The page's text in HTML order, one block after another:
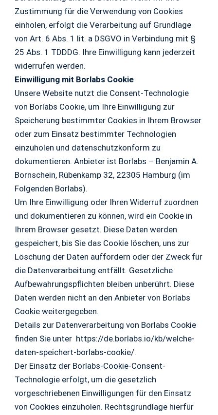
Zustimmung für die Verwendung von Cookies
einholen, erfolgt die Verarbeitung auf Grundlage
von Art. 6 Abs. 1 lit. a DSGVO in Verbindung mit §
25 Abs. 1 TDDDG. Ihre Einwilligung kann jederzeit
widerrufen werden.
Einwilligung mit Borlabs Cookie
Unsere Website nutzt die Consent-Technologie
von Borlabs Cookie, um Ihre Einwilligung zur
Speicherung bestimmter Cookies in Ihrem Browser
oder zum Einsatz bestimmter Technologien
einzuholen und datenschutzkonform zu
dokumentieren. Anbieter ist Borlabs – Benjamin A.
Bornschein, Rübenkamp 32, 22305 Hamburg (im
Folgenden Borlabs).
Um Ihre Einwilligung oder Ihren Widerruf zuordnen
und dokumentieren zu können, wird ein Cookie in
Ihrem Browser gesetzt. Diese Daten werden
gespeichert, bis Sie das Cookie löschen, uns zur
Löschung der Daten auffordern oder der Zweck für
die Datenverarbeitung entfällt. Gesetzliche
Aufbewahrungspflichten bleiben unberührt. Diese
Daten werden nicht an den Anbieter von Borlabs
Cookie weitergegeben.
Details zur Datenverarbeitung von Borlabs Cookie
finden Sie unter https://de.borlabs.io/kb/welche-
daten-speichert-borlabs-cookie/.
Der Einsatz der Borlabs-Cookie-Consent-
Technologie erfolgt, um die gesetzlich
vorgeschriebenen Einwilligungen für den Einsatz
von Cookies einzuholen. Rechtsgrundlage hierfür